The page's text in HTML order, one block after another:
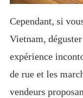
Cependant, si
Vietnam,
expérience
de rue et les
vendeurs